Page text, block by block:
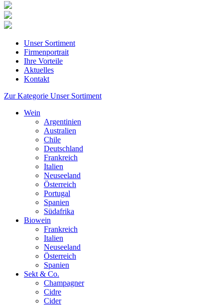
Unser Sortiment
Firmenportrait
Ihre Vorteile
Aktuelles
Kontakt
Zur Kategorie Unser Sortiment
Wein
Argentinien
Australien
Chile
Deutschland
Frankreich
Italien
Neuseeland
Österreich
Portugal
Spanien
Südafrika
Biowein
Frankreich
Italien
Neuseeland
Österreich
Spanien
Sekt & Co.
Champagner
Cidre
Cider